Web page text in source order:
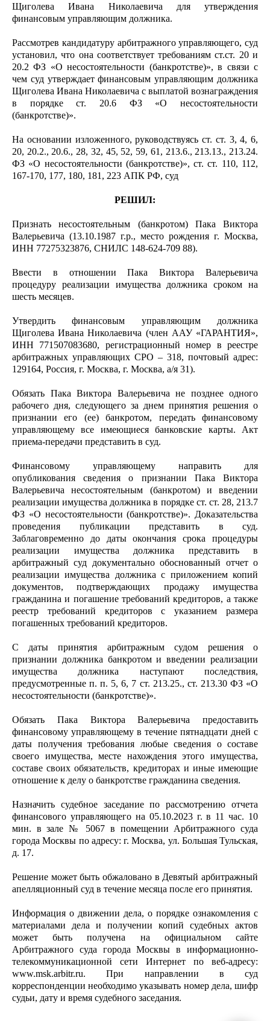
Щиголева Ивана Николаевича для утверждения
финансовым управляющим должника.
Рассмотрев кандидатуру арбитражного управляющего, суд
установил, что она соответствует требованиям ст.ст. 20 и
20.2 ФЗ «О несостоятельности (банкротстве)», в связи с
чем суд утверждает финансовым управляющим должника
Щиголева Ивана Николаевича с выплатой вознаграждения
в порядке ст. 20.6 ФЗ «О несостоятельности
(банкротстве)».
На основании изложенного, руководствуясь ст. ст. 3, 4, 6,
20, 20.2., 20.6., 28, 32, 45, 52, 59, 61, 213.6., 213.13., 213.24.
ФЗ «О несостоятельности (банкротстве)», ст. ст. 110, 112,
167-170, 177, 180, 181, 223 АПК РФ, суд
РЕШИЛ:
Признать несостоятельным (банкротом) Пака Виктора
Валерьевича (13.10.1987 г.р., место рождения г. Москва,
ИНН 77275323876, СНИЛС 148-624-709 88).
Ввести в отношении Пака Виктора Валерьевича
процедуру реализации имущества должника сроком на
шесть месяцев.
Утвердить финансовым управляющим должника
Щиголева Ивана Николаевича (член ААУ «ГАРАНТИЯ»,
ИНН 771507083680, регистрационный номер в реестре
арбитражных управляющих СРО – 318, почтовый адрес:
129164, Россия, г. Москва, г. Москва, а/я 31).
Обязать Пака Виктора Валерьевича не позднее одного
рабочего дня, следующего за днем принятия решения о
признании его (ее) банкротом, передать финансовому
управляющему все имеющиеся банковские карты. Акт
приема-передачи представить в суд.
Финансовому управляющему направить для
опубликования сведения о признании Пака Виктора
Валерьевича несостоятельным (банкротом) и введении
реализации имущества должника в порядке ст. ст. 28, 213.7
ФЗ «О несостоятельности (банкротстве)». Доказательства
проведения публикации представить в суд.
Заблаговременно до даты окончания срока процедуры
реализации имущества должника представить в
арбитражный суд документально обоснованный отчет о
реализации имущества должника с приложением копий
документов, подтверждающих продажу имущества
гражданина и погашение требований кредиторов, а также
реестр требований кредиторов с указанием размера
погашенных требований кредиторов.
С даты принятия арбитражным судом решения о
признании должника банкротом и введении реализации
имущества должника наступают последствия,
предусмотренные п. п. 5, 6, 7 ст. 213.25., ст. 213.30 ФЗ «О
несостоятельности (банкротстве)».
Обязать Пака Виктора Валерьевича предоставить
финансовому управляющему в течение пятнадцати дней с
даты получения требования любые сведения о составе
своего имущества, месте нахождения этого имущества,
составе своих обязательств, кредиторах и иные имеющие
отношение к делу о банкротстве гражданина сведения.
Назначить судебное заседание по рассмотрению отчета
финансового управляющего на 05.10.2023 г. в 11 час. 10
мин. в зале № 5067 в помещении Арбитражного суда
города Москвы по адресу: г. Москва, ул. Большая Тульская,
д. 17.
Решение может быть обжаловано в Девятый арбитражный
апелляционный суд в течение месяца после его принятия.
Информация о движении дела, о порядке ознакомления с
материалами дела и получении копий судебных актов
может быть получена на официальном сайте
Арбитражного суда города Москвы в информационно-
телекоммуникационной сети Интернет по веб-адресу:
www.msk.arbitr.ru. При направлении в суд
корреспонденции необходимо указывать номер дела, шифр
судьи, дату и время судебного заседания.